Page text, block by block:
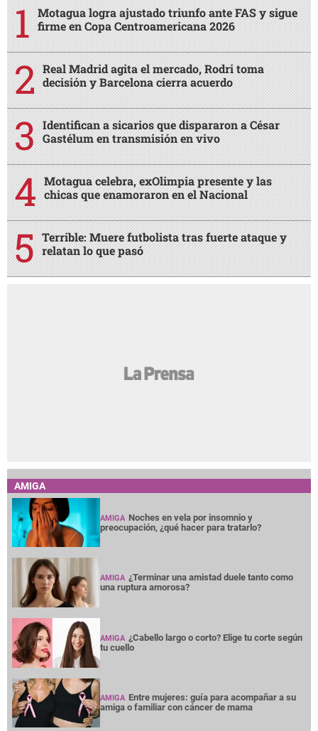
Motagua logra ajustado triunfo ante FAS y sigue
firme en Copa Centroamericana 2026
Real Madrid agita el mercado, Rodri toma
decisión y Barcelona cierra acuerdo
Identifican a sicarios que dispararon a César
Gastélum en transmisión en vivo
Motagua celebra, exOlimpia presente y las
chicas que enamoraron en el Nacional
Terrible: Muere futbolista tras fuerte ataque y
relatan lo que pasó
AMIGA
AMIGA Noches en vela por insomnio y
preocupación, ¿qué hacer para tratarlo?
AMIGA ¿Terminar una amistad duele tanto como
una ruptura amorosa?
AMIGA ¿Cabello largo o corto? Elige tu corte según
tu cuello
AMIGA Entre mujeres: guía para acompañar a su
amiga o familiar con cáncer de mama